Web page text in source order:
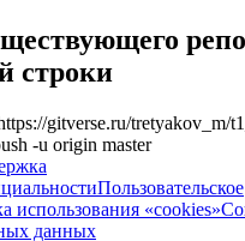
строки
gitverse.ru/tretyakov_m/
-u origin master
Пользовательское
использования «cookies»
данных